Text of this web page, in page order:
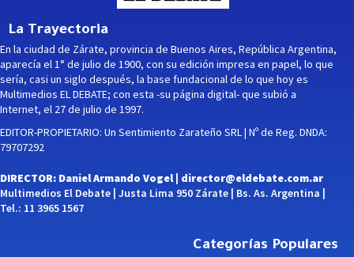
La Trayectoria
En la ciudad de Zárate, provincia de Buenos Aires, República Argentina,
aparecía el 1° de julio de 1900, con su edición impresa en papel, lo que
sería, casi un siglo después, la base fundacional de lo que hoy es
Multimedios EL DEBATE; con esta -su página digital- que subió a
Internet, el 27 de julio de 1997.
EDITOR-PROPIETARIO: Un Sentimiento Zarateño SRL | Nº de Reg. DNDA:
79707292
DIRECTOR: Daniel Armando Vogel | director@eldebate.com.ar
Multimedios El Debate | Justa Lima 950 Zárate | Bs. As. Argentina |
Tel.: 11 3965 1567
Categorías Populares